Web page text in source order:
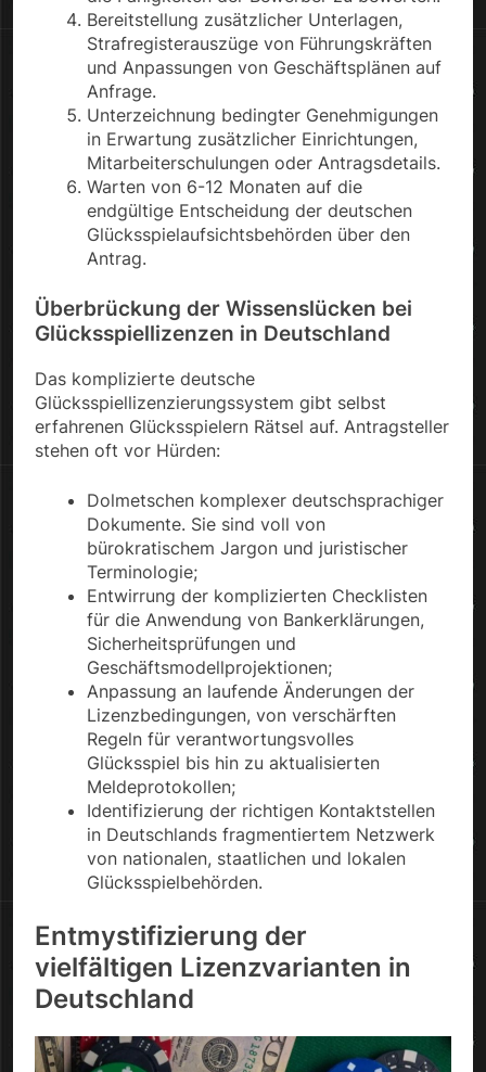
Bereitstellung zusätzlicher Unterlagen,
Strafregisterauszüge von Führungskräften
und Anpassungen von Geschäftsplänen auf
Anfrage.
Unterzeichnung bedingter Genehmigungen
in Erwartung zusätzlicher Einrichtungen,
Mitarbeiterschulungen oder Antragsdetails.
Warten von 6-12 Monaten auf die
endgültige Entscheidung der deutschen
Glücksspielaufsichtsbehörden über den
Antrag.
Überbrückung der Wissenslücken bei
Glücksspiellizenzen in Deutschland
Das komplizierte deutsche
Glücksspiellizenzierungssystem gibt selbst
erfahrenen Glücksspielern Rätsel auf. Antragsteller
stehen oft vor Hürden:
Dolmetschen komplexer deutschsprachiger
Dokumente. Sie sind voll von
bürokratischem Jargon und juristischer
Terminologie;
Entwirrung der komplizierten Checklisten
für die Anwendung von Bankerklärungen,
Sicherheitsprüfungen und
Geschäftsmodellprojektionen;
Anpassung an laufende Änderungen der
Lizenzbedingungen, von verschärften
Regeln für verantwortungsvolles
Glücksspiel bis hin zu aktualisierten
Meldeprotokollen;
Identifizierung der richtigen Kontaktstellen
in Deutschlands fragmentiertem Netzwerk
von nationalen, staatlichen und lokalen
Glücksspielbehörden.
Entmystifizierung der
vielfältigen Lizenzvarianten in
Deutschland